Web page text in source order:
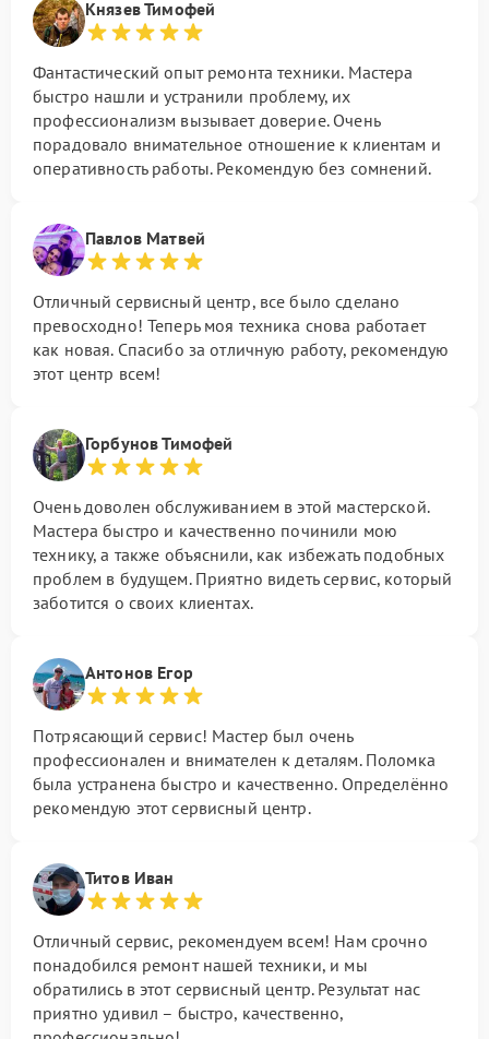
Князев Тимофей
Фантастический опыт ремонта техники. Мастера
быстро нашли и устранили проблему, их
профессионализм вызывает доверие. Очень
порадовало внимательное отношение к клиентам и
оперативность работы. Рекомендую без сомнений.
Павлов Матвей
Отличный сервисный центр, все было сделано
превосходно! Теперь моя техника снова работает
как новая. Спасибо за отличную работу, рекомендую
этот центр всем!
Горбунов Тимофей
Очень доволен обслуживанием в этой мастерской.
Мастера быстро и качественно починили мою
технику, а также объяснили, как избежать подобных
проблем в будущем. Приятно видеть сервис, который
заботится о своих клиентах.
Антонов Егор
Потрясающий сервис! Мастер был очень
профессионален и внимателен к деталям. Поломка
была устранена быстро и качественно. Определённо
рекомендую этот сервисный центр.
Титов Иван
Отличный сервис, рекомендуем всем! Нам срочно
понадобился ремонт нашей техники, и мы
обратились в этот сервисный центр. Результат нас
приятно удивил – быстро, качественно,